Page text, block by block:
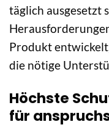
täglich ausgesetzt
Produkt
die nötige
Höchste
für